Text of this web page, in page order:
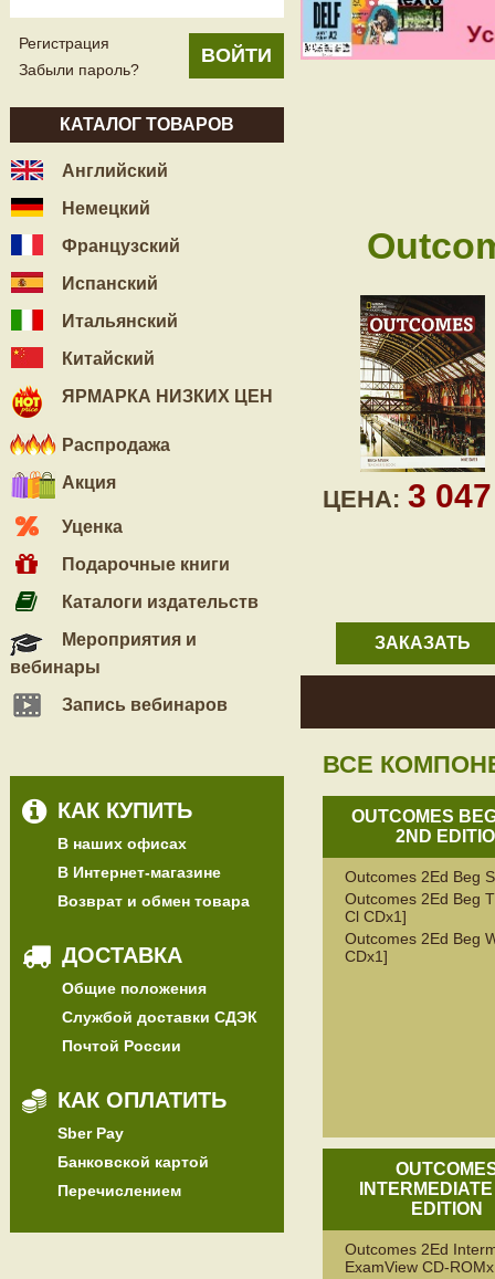
Регистрация
Забыли пароль?
КАТАЛОГ ТОВАРОВ
Английский
Немецкий
Французский
Испанский
Итальянский
Китайский
ЯРМАРКА НИЗКИХ ЦЕН
Распродажа
Акция
Уценка
Подарочные книги
Каталоги издательств
Мероприятия и
вебинары
Запись вебинаров
КАК КУПИТЬ
В наших офисах
В Интернет-магазине
Возврат и обмен товара
ДОСТАВКА
Общие положения
Службой доставки СДЭК
Почтой России
КАК ОПЛАТИТЬ
Sber Pay
Банковской картой
Перечислением
ЦЕНА: 3
ЗАКАЗАТЬ
ВСЕ
OUTCOMES
2ND
Outcomes 2Ed Beg
Outcomes 2Ed Beg
Cl CDx1]
Outcomes 2Ed Beg
CDx1]
EDITION
Outcomes 2Ed
ExamView CD-